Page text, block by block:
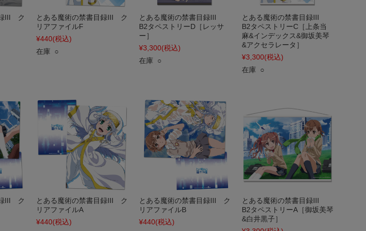
III ク
とある魔術の禁書目録III ク
リアファイルF
¥440(税込)
在庫 ○
とある魔術の禁書目録III
B2タペストリーD［レッサ
ー］
¥3,300(税込)
在庫 ○
とある魔術の禁書目録III
B2タペストリーC［上条当
麻&インデックス&御坂美琴
&アクセラレータ］
¥3,300(税込)
在庫 ○
III ク
とある魔術の禁書目録III ク
リアファイルA
¥440(税込)
とある魔術の禁書目録III ク
リアファイルB
¥440(税込)
とある魔術の禁書目録III
B2タペストリーA［御坂美琴
&白井黒子］